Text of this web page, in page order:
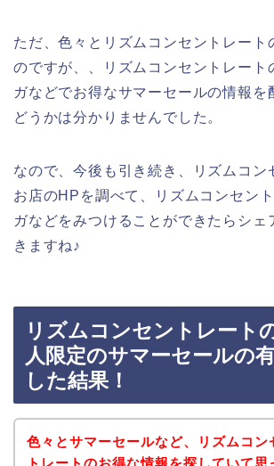
ただ、色々とリズムコンセントレート
のですが、、リズムコンセントレート
ガなどでお得なサマーセールの情報を
どうかは分かりませんでした。
なので、今後も引き続き、リズムコン
お店のHPを調べて、リズムコンセン
ガなどをみつけることができたらシェ
きますね♪
リズムコンセントレート
人限定のサマーセールの
した結果！
色々とサマーセールなど、リズムコン
トレートのお得な情報を探していて思